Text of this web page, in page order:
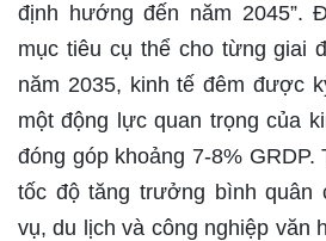
định hướng đến năm 2045”.
mục tiêu cụ thể cho từng giai
năm 2035, kinh tế đêm được
một động lực quan trọng của
đóng góp khoảng 7-8% GRDP.
tốc độ tăng trưởng bình quân
vụ, du lịch và công nghiệp văn